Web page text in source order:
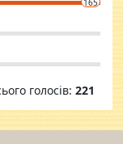
165
голосів: 221